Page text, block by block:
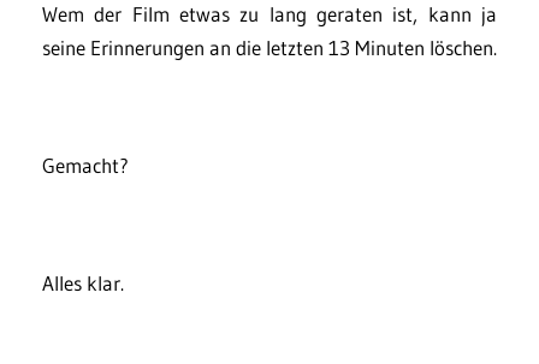
Wem der Film etwas zu lang geraten ist, kann ja
seine Erinnerungen an die letzten 13 Minuten löschen.
Gemacht?
Alles klar.